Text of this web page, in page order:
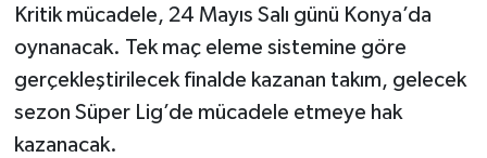
Kritik mücadele, 24 Mayıs Salı günü Konya’da
oynanacak. Tek maç eleme sistemine göre
gerçekleştirilecek finalde kazanan takım, gelecek
sezon Süper Lig’de mücadele etmeye hak
kazanacak.